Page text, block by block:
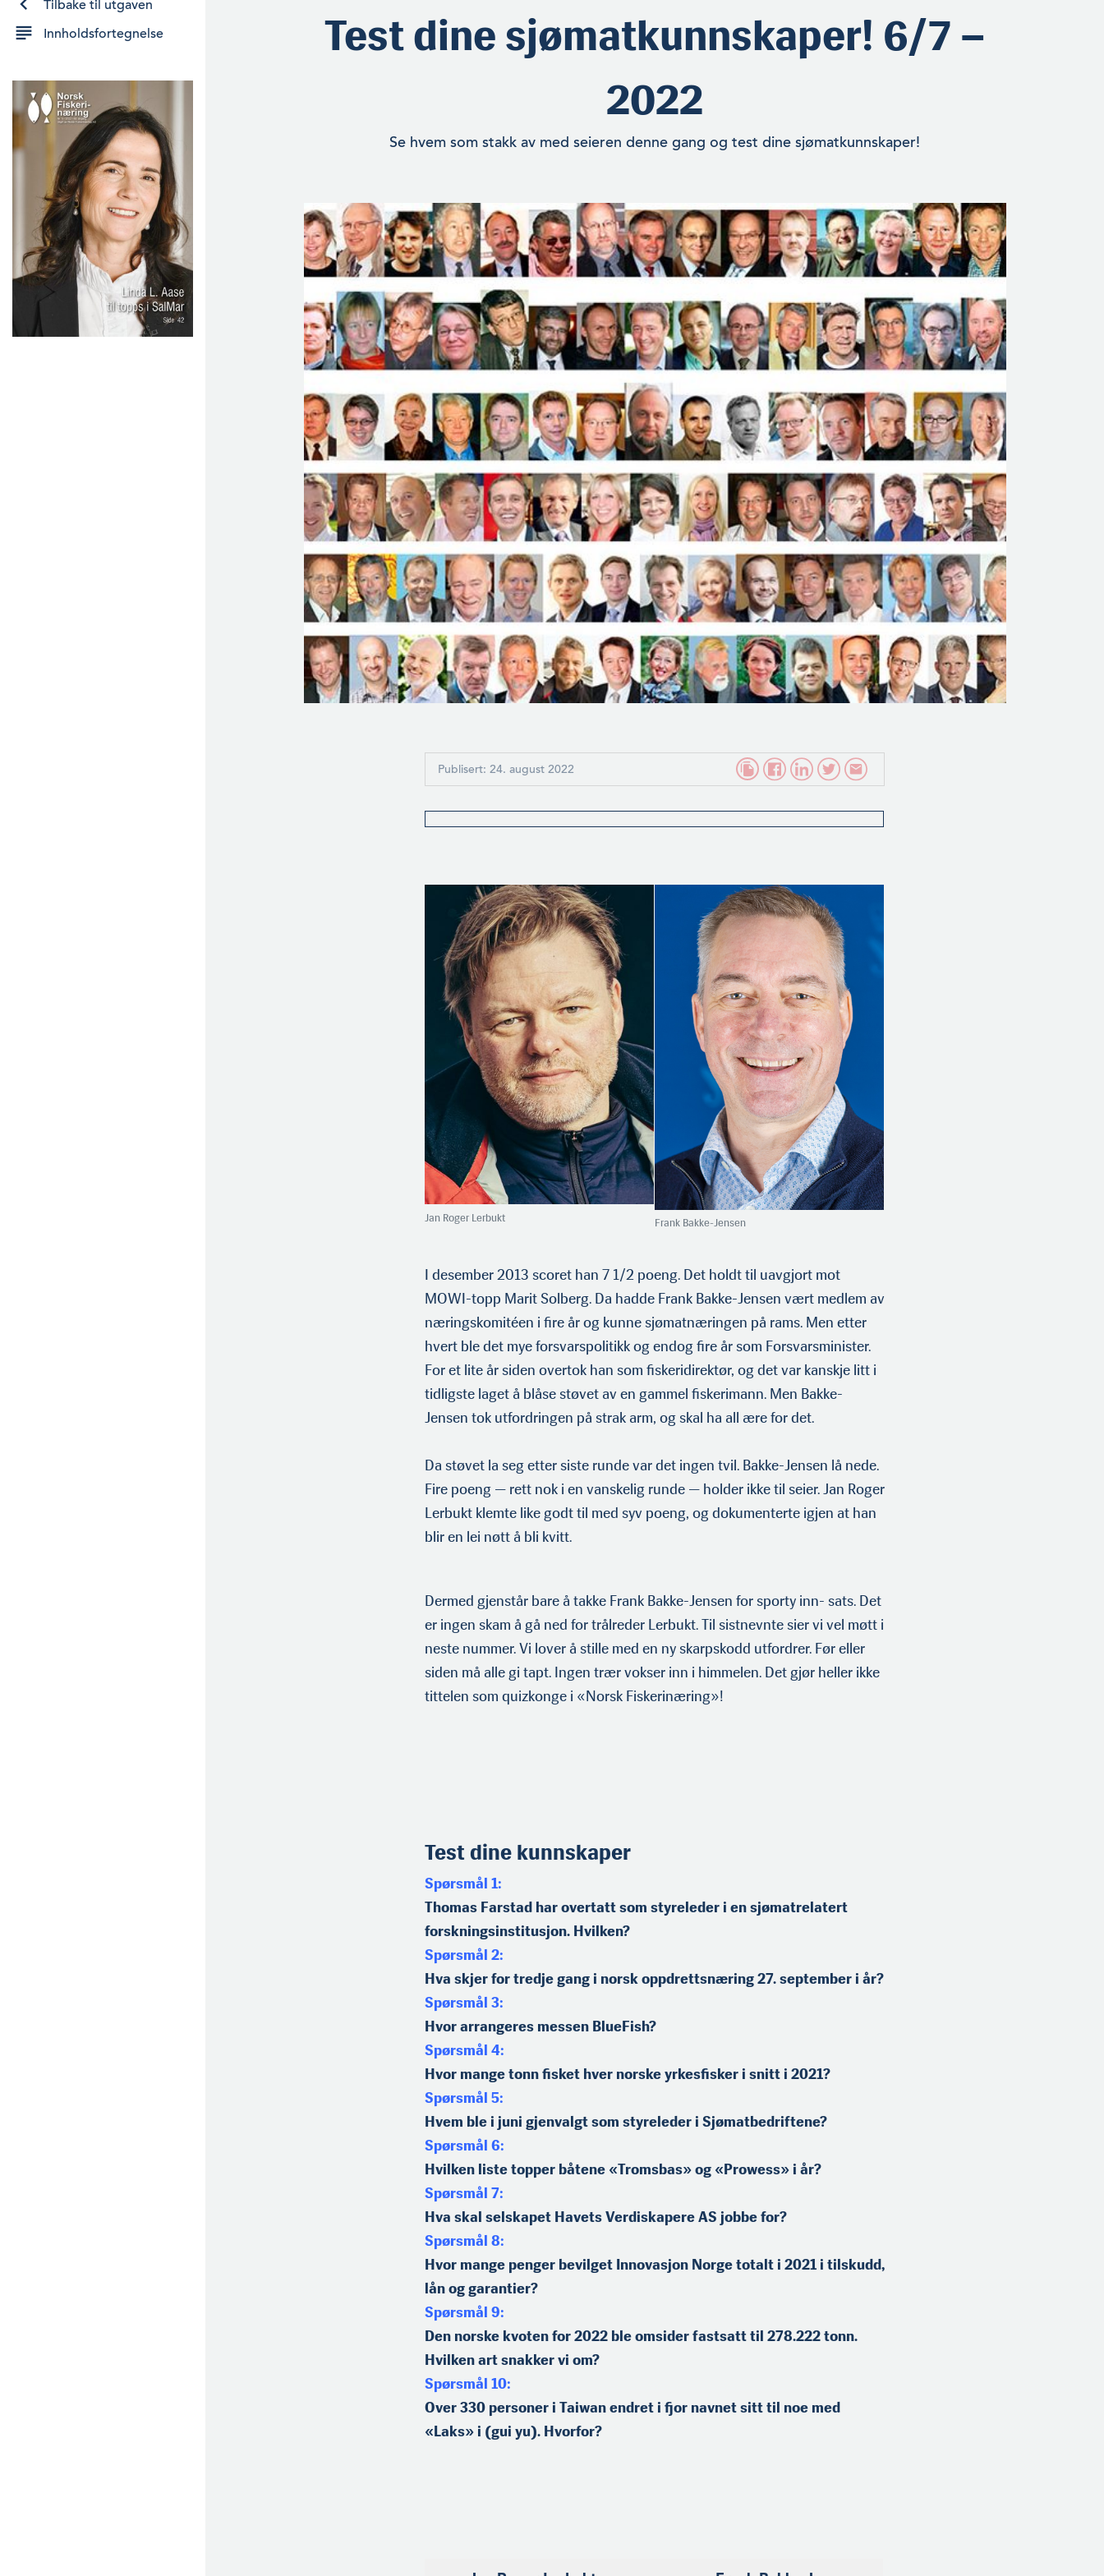
Tilbake til utgaven
Innholdsfortegnelse
Test dine sjømatkunnskaper! 6/7 –
2022
Se hvem som stakk av med seieren denne gang og test dine sjømatkunnskaper!
Publisert: 24. august 2022
Jan Roger Lerbukt Frank Bakke-Jensen
I desember 2013 scoret han 7 1/2 poeng. Det holdt til uavgjort mot
MOWI-topp Marit Solberg. Da hadde Frank Bakke-Jensen vært medlem av
næringskomitéen i fire år og kunne sjømatnæringen på rams. Men etter
hvert ble det mye forsvarspolitikk og endog fire år som Forsvarsminister.
For et lite år siden overtok han som fiskeridirektør, og det var kanskje litt i
tidligste laget å blåse støvet av en gammel fiskerimann. Men Bakke-
Jensen tok utfordringen på strak arm, og skal ha all ære for det.
Da støvet la seg etter siste runde var det ingen tvil. Bakke-Jensen lå nede.
Fire poeng — rett nok i en vanskelig runde — holder ikke til seier. Jan Roger
Lerbukt klemte like godt til med syv poeng, og dokumenterte igjen at han
blir en lei nøtt å bli kvitt.
Dermed gjenstår bare å takke Frank Bakke-Jensen for sporty in­n- sats. Det
er ingen skam å gå ned for trålreder Lerbukt. Til sistnevnte sier vi vel møtt i
neste nummer. Vi lover å stille med en ny skarpskodd utfordrer. Før eller
siden må alle gi tapt. Ingen trær vokser inn i himmelen. Det gjør heller ikke
tittelen som quizkonge i «Norsk Fiskerinæring»!
Test dine kunnskaper
Spørsmål 1:
Thomas Farstad har overtatt som styreleder i en sjømatrelatert
forskningsinstitusjon. Hvilken?
Spørsmål 2:
Hva skjer for tredje gang i norsk oppdrettsnæring 27. september i år?
Spørsmål 3:
Hvor arrangeres messen BlueFish?
Spørsmål 4:
Hvor mange tonn fisket hver norske yrkesfisker i snitt i 2021?
Spørsmål 5:
Hvem ble i juni gjenvalgt som styreleder i Sjømatbe­driftene?
Spørsmål 6:
Hvilken liste topper båtene «Tromsbas» og «Prowess» i år?
Spørsmål 7:
Hva skal selskapet Havets Verdiskapere AS jobbe for?
Spørsmål 8:
Hvor mange penger bevilget Innovasjon Norge totalt i 2021 i tilskudd,
lån og garantier?
Spørsmål 9:
Den norske kvoten for 2022 ble omsider fastsatt til 278.222 tonn.
Hvilken art snakker vi om?
Spørsmål 10:
Over 330 personer i Taiwan endret i fjor navnet sitt til noe med
«Laks» i (gui yu). Hvorfor?